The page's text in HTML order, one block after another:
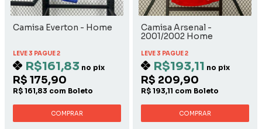
Camisa Everton - Home
LEVE 3 PAGUE 2
R$161,83 no pix
R$ 175,90
R$ 161,83 com Boleto
COMPRAR
Camisa Arsenal -
2001/2002 Home
LEVE 3 PAGUE 2
R$193,11 no pix
R$ 209,90
R$ 193,11 com Boleto
COMPRAR